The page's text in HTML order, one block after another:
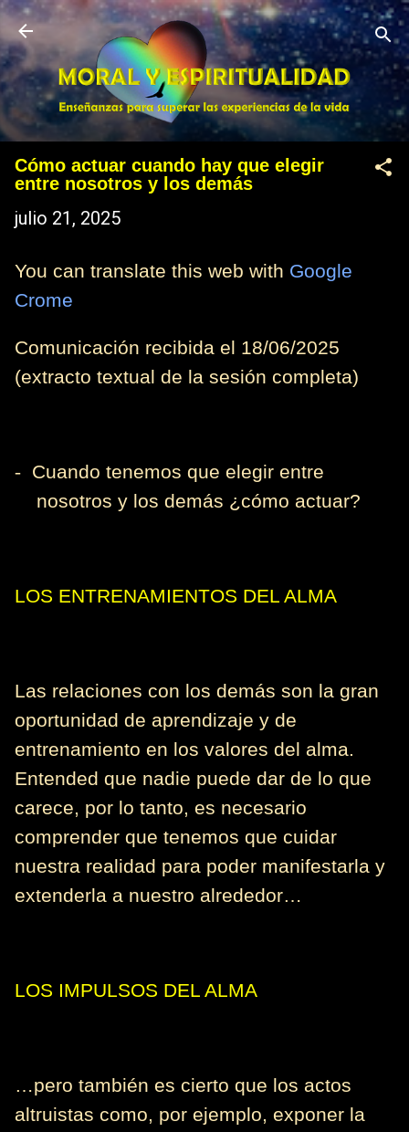
Ir al contenido principal
Cómo actuar cuando hay que elegir
entre nosotros y los demás
julio 21, 2025
You can translate this web with Google
Crome
Comunicación recibida el 18/06/2025
(extracto textual de la sesión completa)
- Cuando tenemos que elegir entre
nosotros y los demás ¿cómo actuar?
LOS ENTRENAMIENTOS DEL ALMA
Las relaciones con los demás son la gran
oportunidad de aprendizaje y de
entrenamiento en los valores del alma.
Entended que nadie puede dar de lo que
carece, por lo tanto, es necesario
comprender que tenemos que cuidar
nuestra realidad para poder manifestarla y
extenderla a nuestro alrededor…
LOS IMPULSOS DEL ALMA
…pero también es cierto que los actos
altruistas como, por ejemplo, exponer la